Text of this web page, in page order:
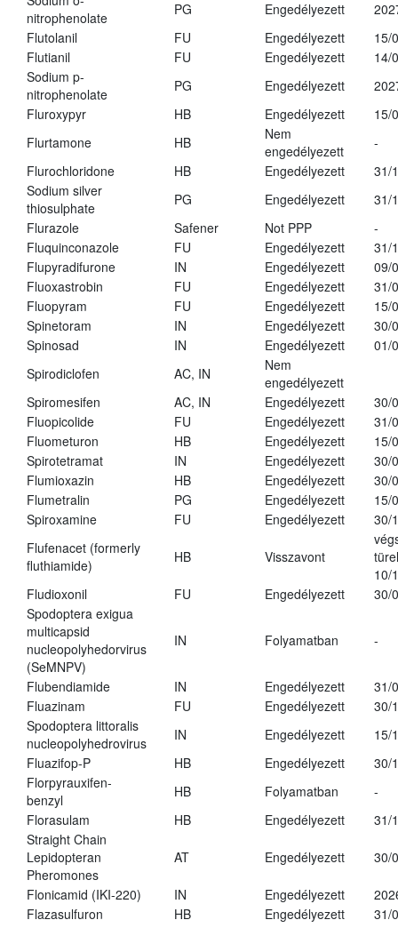
nitrophenolate
PG Engedélyezett
Flutolanil
FU Engedélyezett
15/
Flutianil
FU Engedélyezett
14/
Sodium p-
nitrophenolate
PG Engedélyezett
Fluroxypyr
HB Engedélyezett
15/
Flurtamone
HB
Nem
engedélyezett
-
Flurochloridone
HB Engedélyezett
31/
Sodium silver
thiosulphate
PG Engedélyezett
31/
Flurazole
Safener Not PPP
-
Fluquinconazole
FU Engedélyezett
31/
Flupyradifurone
IN Engedélyezett
09/
Fluoxastrobin
FU Engedélyezett
31/
Fluopyram
FU Engedélyezett
15/
Spinetoram
IN Engedélyezett
30/
Spinosad
IN Engedélyezett
01/
Spirodiclofen
AC, IN
Nem
engedélyezett
Spiromesifen
AC, IN Engedélyezett
30/
Fluopicolide
FU Engedélyezett
31/
Fluometuron
HB Engedélyezett
15/
Spirotetramat
IN Engedélyezett
30/
Flumioxazin
HB Engedélyezett
30/
Flumetralin
PG Engedélyezett
15/
Spiroxamine
FU Engedélyezett
30/
Flufenacet (formerly
fluthiamide)
HB Visszavont
10/
Fludioxonil
FU Engedélyezett
30/
Spodoptera exigua
multicapsid
nucleopolyhedorvirus
(SeMNPV)
IN Folyamatban -
Flubendiamide IN Engedélyezett
31/
Fluazinam
FU Engedélyezett
30/
Spodoptera littoralis
nucleopolyhedrovirus
IN Engedélyezett
15/
Fluazifop-P
HB Engedélyezett
30/
Florpyrauxifen-
benzyl
HB Folyamatban
-
Florasulam
HB Engedélyezett
31/
Straight Chain
Lepidopteran
Pheromones
AT Engedélyezett 30/
Flonicamid (IKI-220) IN Engedélyezett
Flazasulfuron
HB Engedélyezett
31/